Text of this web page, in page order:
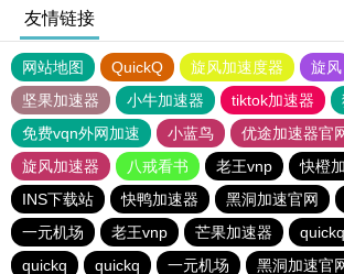
友情链接
网站地图 QuickQ 旋风加速度器 旋风
坚果加速器
小牛加速器 tiktok加速器
免费vqn外网加速
小蓝鸟 优途加速器官
旋风加速器
八戒看书 老王vnp
快橙
INS下载站
快鸭加速器 黑洞加速官网
一元机场
老王vnp 芒果加速器 quickq
quickq
quickq 一元机场 黑洞加速官